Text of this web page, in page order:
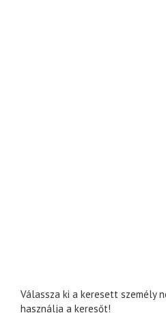
Válassza ki a keresett személy
használja a keresőt!